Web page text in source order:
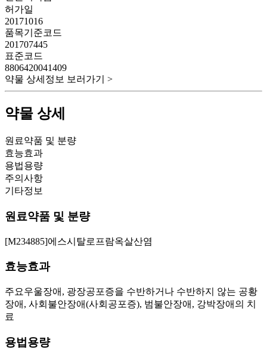
허가일
20171016
품목기준코드
201707445
표준코드
8806420041409
약물 상세정보 보러가기 >
약물 상세
원료약품 및 분량
효능효과
용법용량
주의사항
기타정보
원료약품 및 분량
[M234885]에스시탈로프람옥살산염
효능효과
주요우울장애, 광장공포증을 수반하거나 수반하지 않는 공황
장애, 사회불안장애(사회공포증), 범불안장애, 강박장애의 치
료
용법용량